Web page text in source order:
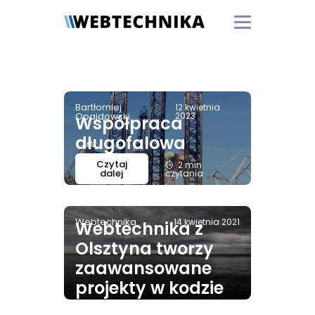
Bartłomiej
Opajdowski
12 kwietnia
2023
Współpraca
długofalowa
Czytaj
dalej
2 min
czytania
Webtechnika 14 kwietnia 2021
Webtechnika z
Olsztyna tworzy
zaawansowane
projekty w kodzie
Python. „Stawiamy